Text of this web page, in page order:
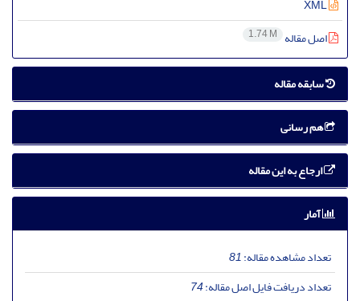
اصل مقاله 1.74 M
سابقه مقاله
هم رسانی
ارجاع به این مقاله
آمار
تعداد مشاهده مقاله:81
تعداد دریافت فایل اصل مقاله:74